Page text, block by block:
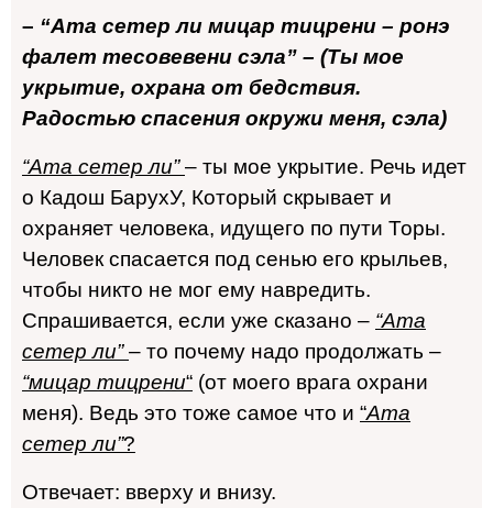
– “Ата сетер ли мицар тицрени – ронэ
фалет тесовевени сэла” – (Ты мое
укрытие, охрана от бедствия.
Радостью спасения окружи меня, сэла)
“Ата сетер ли” – ты мое укрытие. Речь идет
о Кадош БарухУ, Который скрывает и
охраняет человека, идущего по пути Торы.
Человек спасается под сенью его крыльев,
чтобы никто не мог ему навредить.
Спрашивается, если уже сказано – “Ата
сетер ли” – то почему надо продолжать –
“мицар тицрени“ (от моего врага охрани
меня). Ведь это тоже самое что и “Ата
сетер ли”?
Отвечает: вверху и внизу.